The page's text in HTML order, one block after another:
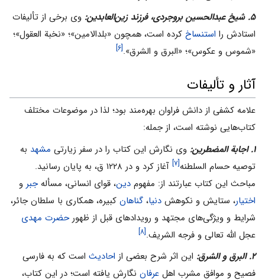
۵. شیخ عبدالحسین بروجردی، فرزند زین‌العابدین:
وی برخی از تألیفات
استادش را استنساخ کرده است، همچون «بلدالامین»؛ «نخبة العقول»؛
«شموس و عکوس»؛ «البرق و الشرق».[۶]
آثار و تألیفات
علامه کشفی از دانش فراوان بهره‌مند بود؛ لذا در موضوعات مختلف
کتاب‌هایی نوشته است، از جمله:
۱. اجابة المضطرین:
وی نگارش این کتاب را در سفر زیارتی مشهد به
توصیه حسام السلطنه[۷]
آغاز کرد و در ۱۲۲۸ ق، به پایان رسانید.
مباحث این کتاب عبارتند از: مفهوم دین، قوای انسانی، مسألهجبر و
اختیار، ستایش و نکوهش دنیا، گناهان کبیره، همکاری با سلطان جائر،
شرایط و ویژگی‌های مجتهد و رویدادهای قبل از ظهورحضرت مهدی
عجل الله تعالی و فرجه الشریف.[۸]
۲. البرق و الشرق: این اثر شرح بعضی از احادیث است که به فارسی
فصیح و موافق مشرب اهل عرفان نگارش یافته است؛ در این کتاب،